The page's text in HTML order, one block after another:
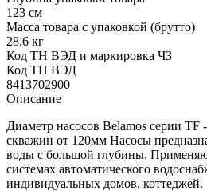
123 см
Масса товара с упаковкой (брутто)
28.6 кг
Код ТН ВЭД и маркировка ЧЗ
Код ТН ВЭД
8413702900
Описание
Диаметр насосов Belamos серии
скважин от 120мм Насосы
воды с большой глубины.
системах автоматического
индивидуальных домов, коттеджей.